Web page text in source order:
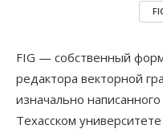
FIG — собственный
редактора векторной
изначально
Техасском